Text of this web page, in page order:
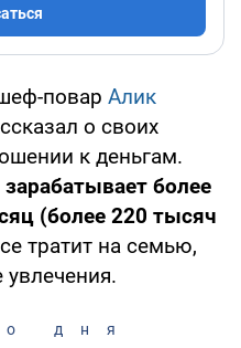
повар Алик
о своих
к деньгам.
зарабатывает более
(более 220 тысяч
тратит на семью,
дня